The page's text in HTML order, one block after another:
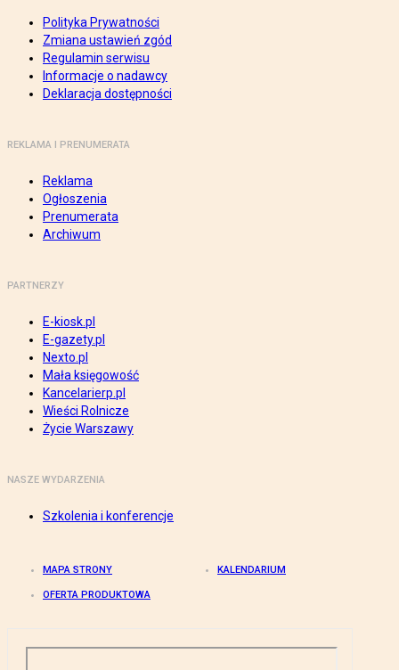
Polityka Prywatności
Zmiana ustawień zgód
Regulamin serwisu
Informacje o nadawcy
Deklaracja dostępności
REKLAMA I PRENUMERATA
Reklama
Ogłoszenia
Prenumerata
Archiwum
PARTNERZY
E-kiosk.pl
E-gazety.pl
Nexto.pl
Mała księgowość
Kancelarierp.pl
Wieści Rolnicze
Życie Warszawy
NASZE WYDARZENIA
Szkolenia i konferencje
MAPA STRONY KALENDARIUM
OFERTA PRODUKTOWA